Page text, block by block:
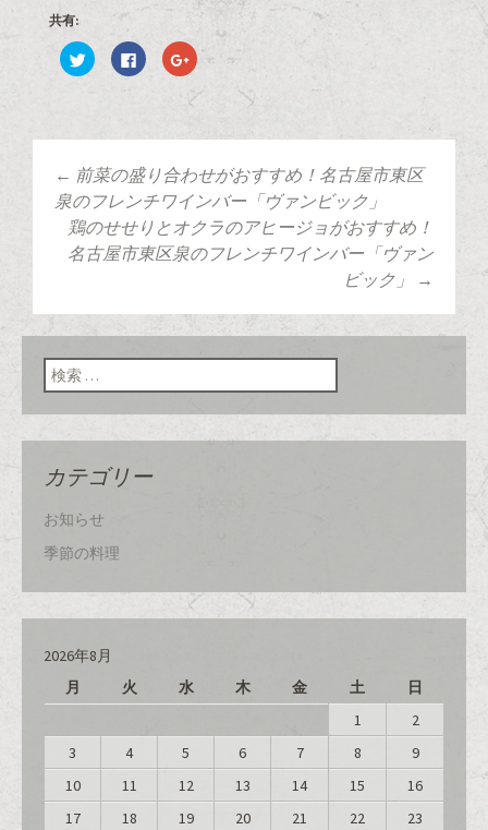
共有:
ク
リ
t
t
e
r
で
共
有
(
ウ
ド
で
開
F
a
共
有
す
る
に
は
ク
リ
て
さ
新
ド
ク
リ
ク
し
g
l
e
+
で
共
有
(
ウ
ィ
ド
開
投稿ナビゲーショ
ン
← 前菜の盛り合わせがおすすめ！名古屋市東区
泉のフレンチワインバー「ヴァンビック」
鶏のせせりとオクラのアヒージョがおすすめ！
名古屋市東区泉のフレンチワインバー「ヴァン
ビック」
→
検索:
カテゴリー
お知らせ
季節の料理
2026年8月
月
火 水 木 金 土 日
1
2
3
4 5 6 7 8
9
10
11 12 13 14 15
16
17
18 19 20 21 22
23